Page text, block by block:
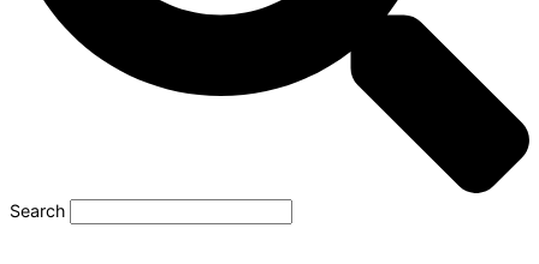
Search